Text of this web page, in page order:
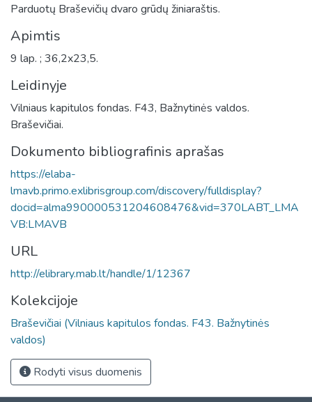
Parduotų Braševičių dvaro grūdų žiniaraštis.
Apimtis
9 lap. ; 36,2x23,5.
Leidinyje
Vilniaus kapitulos fondas. F43, Bažnytinės valdos.
Braševičiai.
Dokumento bibliografinis aprašas
https://elaba-
lmavb.primo.exlibrisgroup.com/discovery/fulldisplay?
docid=alma990000531204608476&vid=370LABT_LMA
VB:LMAVB
URL
http://elibrary.mab.lt/handle/1/12367
Kolekcijoje
Braševičiai (Vilniaus kapitulos fondas. F43. Bažnytinės
valdos)
Rodyti visus duomenis